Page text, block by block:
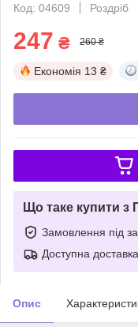
Код: 04609
Роздріб
247 ₴ 260 ₴
Економія 13 ₴
Що таке купити з
Замовлення під
Доступна доставка
Опис